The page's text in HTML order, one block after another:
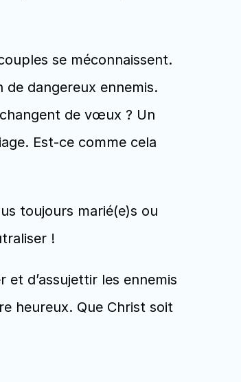
se méconnaissent.
de dangereux ennemis.
de vœux ? Un
Est-ce comme cela
toujours marié(e)s ou
!
d’assujettir les ennemis
heureux. Que Christ soit